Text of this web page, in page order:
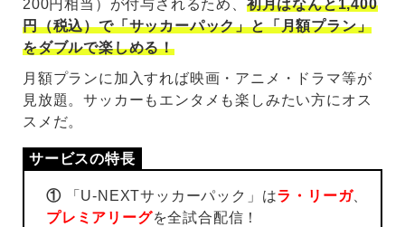
200円相当）が付与されるため、 初月はなんと1,400
円（税込）で「サッカーパック」と「月額プラン」
をダブルで楽しめる！
月額プランに加入すれば映画・アニメ・ドラマ等が
見放題。サッカーもエンタメも楽しみたい方にオス
スメだ。
①「U-NEXTサッカーパック」はラ・リーガ、
プレミアリーグを全試合配信！